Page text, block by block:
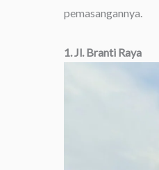
pemasangannya.
1. Jl. Branti Raya